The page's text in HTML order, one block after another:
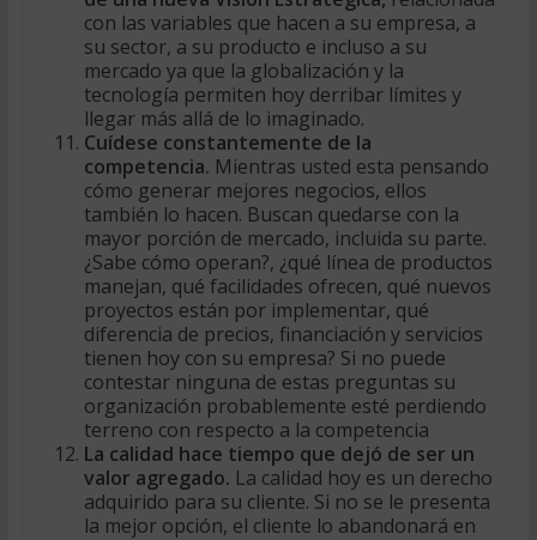
con las variables que hacen a su empresa, a
su sector, a su producto e incluso a su
mercado ya que la globalización y la
tecnología permiten hoy derribar límites y
llegar más allá de lo imaginado.
Cuídese constantemente de la
competencia. Mientras usted esta pensando
cómo generar mejores negocios, ellos
también lo hacen. Buscan quedarse con la
mayor porción de mercado, incluida su parte.
¿Sabe cómo operan?, ¿qué línea de productos
manejan, qué facilidades ofrecen, qué nuevos
proyectos están por implementar, qué
diferencia de precios, financiación y servicios
tienen hoy con su empresa? Si no puede
contestar ninguna de estas preguntas su
organización probablemente esté perdiendo
terreno con respecto a la competencia
La calidad hace tiempo que dejó de ser un
valor agregado. La calidad hoy es un derecho
adquirido para su cliente. Si no se le presenta
la mejor opción, el cliente lo abandonará en